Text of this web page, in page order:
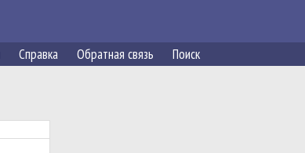
Справка Обратная связь Поиск